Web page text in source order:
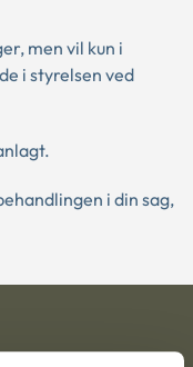
men vil kun i
i styrelsen ved
i din sag,